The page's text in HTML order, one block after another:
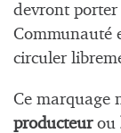
devront porter
Communauté
circuler
Ce marquage
producteurou